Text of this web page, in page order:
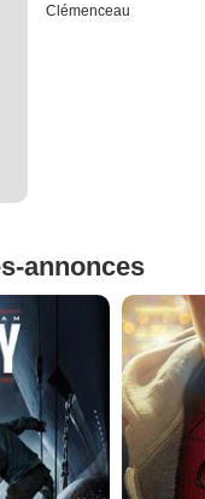
Clémenceau
annonces